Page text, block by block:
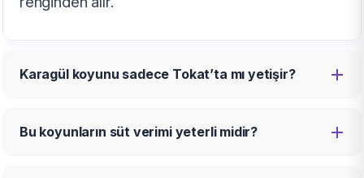
Karagül koyunu sadece Tokat’ta mı yetişir?
Bu koyunların süt verimi yeterli midir?